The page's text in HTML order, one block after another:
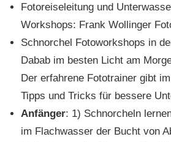
Fotoreiseleitung und
Workshops: Frank Wollinger
Schnorchel Fotoworkshops in
Dabab im besten Licht am
Der erfahrene Fototrainer gibt
Tipps und Tricks für bessere
Anfänger: 1) Schnorcheln
im Flachwasser der Bucht von